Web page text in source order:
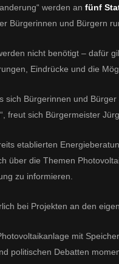
werden an fünf
Bürgerinnen und Bürgern
nicht benötigt – dafür
Eindrücke und die
sich Bürgerinnen und
freut sich Bürgermeister
etablierten
über die Themen
zu informieren.
bei Projekten an den
mit
politischen Debatten